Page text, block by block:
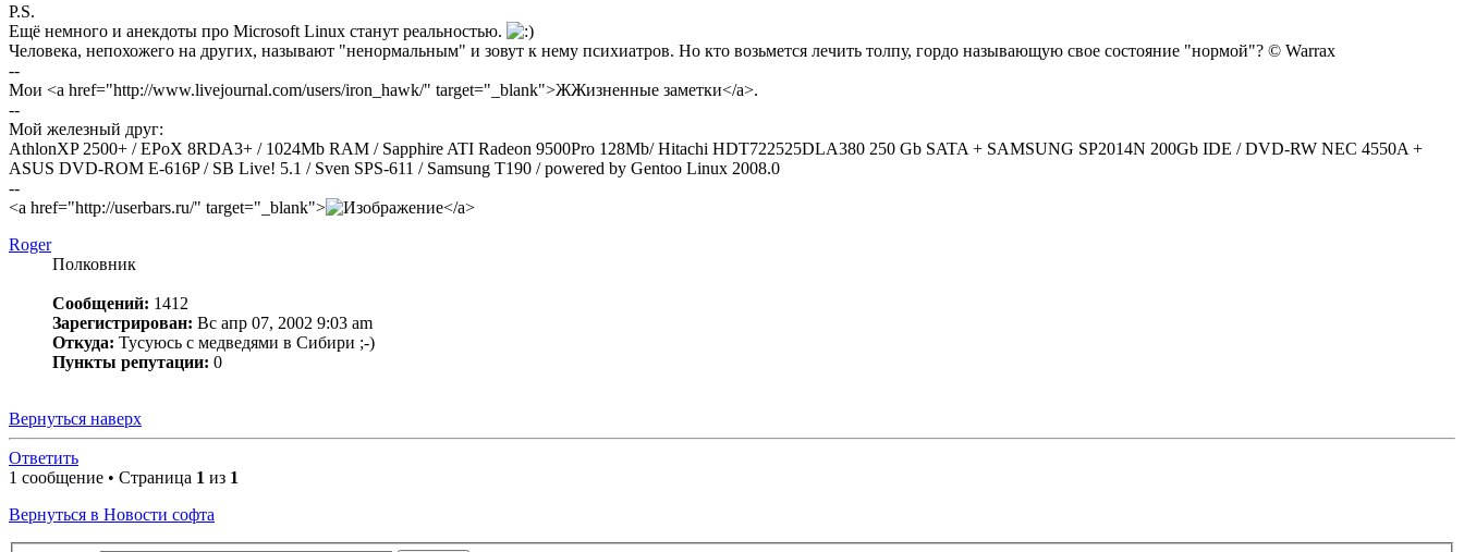
P.S.
Ещё немного и анекдоты про Microsoft Linux станут реальностью.
Человека, непохожего на других, называют "ненормальным" и зовут к нему психиатров. Но кто возьмется лечить толпу, гордо называющую свое состояние "нормой"? © Warrax
--
Мои <a href="http://www.livejournal.com/users/iron_hawk/" target="_blank">ЖЖизненные заметки</a>.
--
Мой железный друг:
AthlonXP 2500+ / EPoX 8RDA3+ / 1024Mb RAM / Sapphire ATI Radeon 9500Pro 128Mb/ Hitachi HDT722525DLA380 250 Gb SATA + SAMSUNG SP2014N 200Gb IDE / DVD-RW NEC 4550A +
ASUS DVD-ROM E-616P / SB Live! 5.1 / Sven SPS-611 / Samsung T190 / powered by Gentoo Linux 2008.0
--
<a href="http://userbars.ru/" target="_blank">
</a>
Roger
Полковник
Сообщений: 1412
Зарегистрирован: Вс апр 07, 2002 9:03 am
Откуда: Тусуюсь с медведями в Сибири ;-)
Пункты репутации: 0
Вернуться наверх
Ответить
1 сообщение • Страница 1 из 1
Вернуться в Новости софта